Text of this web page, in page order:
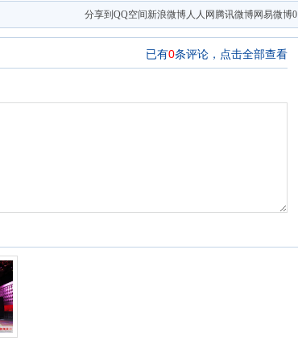
分享到QQ空间新浪微博 人人网腾讯微博网易微博0